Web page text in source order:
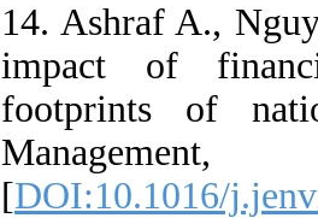
14. Ashraf A.,
impact of
footprints of
[DOI:10.1016/